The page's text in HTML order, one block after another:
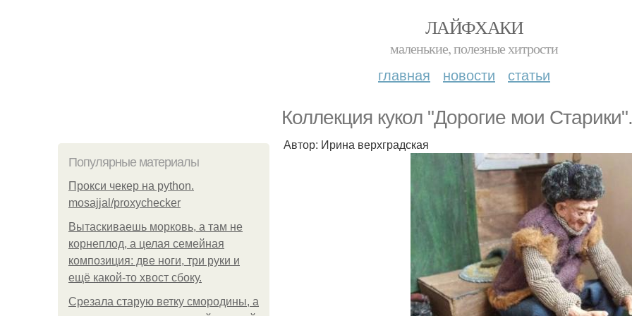
ЛАЙФХАКИ
маленькие, полезные хитрости
главная новости статьи
Коллекция кукол "Дорогие мои Старики".
Популярные материалы
Прокси чекер на python.
mosajjal/proxychecker
Вытаскиваешь морковь, а там не
корнеплод, а целая семейная
композиция: две ноги, три руки и
ещё какой-то хвост сбоку.
Срезала старую ветку смородины, а
Автор: Ирина верхградская